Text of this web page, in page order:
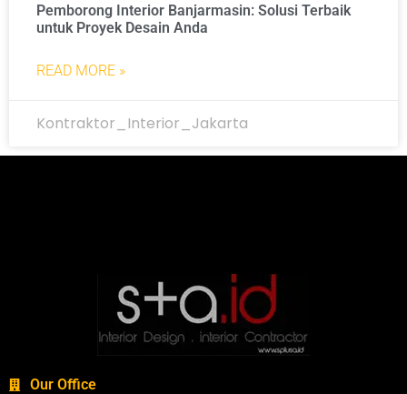
Pemborong Interior Banjarmasin: Solusi Terbaik
untuk Proyek Desain Anda
READ MORE »
Kontraktor_Interior_Jakarta
Our Office